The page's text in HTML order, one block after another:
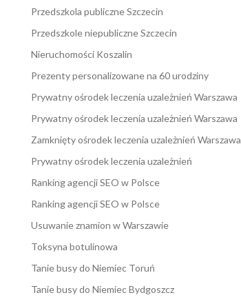
Przedszkola publiczne Szczecin
Przedszkole niepubliczne Szczecin
Nieruchomości Koszalin
Prezenty personalizowane na 60 urodziny
Prywatny ośrodek leczenia uzależnień Warszawa
Prywatny ośrodek leczenia uzależnień Warszawa
Zamknięty ośrodek leczenia uzależnień Warszawa
Prywatny ośrodek leczenia uzależnień
Ranking agencji SEO w Polsce
Ranking agencji SEO w Polsce
Usuwanie znamion w Warszawie
Toksyna botulinowa
Tanie busy do Niemiec Toruń
Tanie busy do Niemiec Bydgoszcz